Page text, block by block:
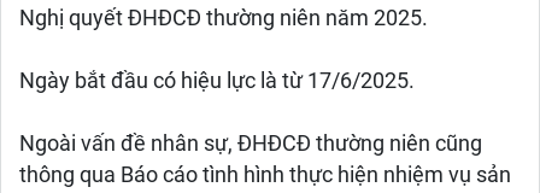
Nghị quyết ĐHĐCĐ thường niên năm 2025.
Ngày bắt đầu có hiệu lực là từ 17/6/2025.
Ngoài vấn đề nhân sự, ĐHĐCĐ thường niên cũng
thông qua Báo cáo tình hình thực hiện nhiệm vụ sản